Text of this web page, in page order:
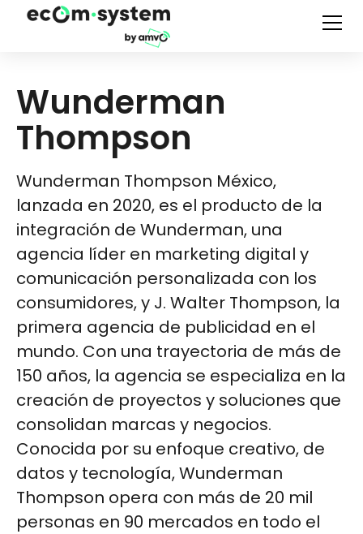
Wunderman
Thompson
Wunderman Thompson México,
lanzada en 2020, es el producto de la
integración de Wunderman, una
agencia líder en marketing digital y
comunicación personalizada con los
consumidores, y J. Walter Thompson, la
primera agencia de publicidad en el
mundo. Con una trayectoria de más de
150 años, la agencia se especializa en la
creación de proyectos y soluciones que
consolidan marcas y negocios.
Conocida por su enfoque creativo, de
datos y tecnología, Wunderman
Thompson opera con más de 20 mil
personas en 90 mercados en todo el